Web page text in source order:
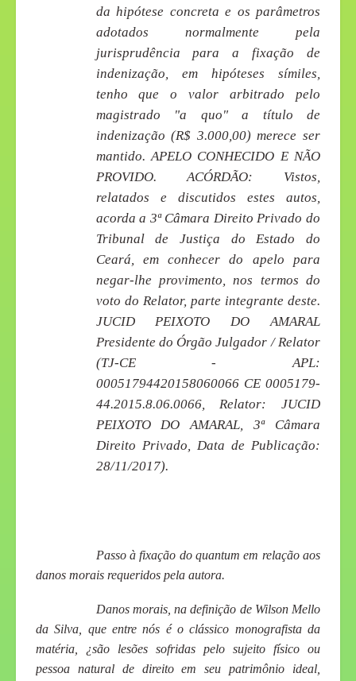
da hipótese concreta e os parâmetros
adotados normalmente pela
jurisprudência para a fixação de
indenização, em hipóteses símiles,
tenho que o valor arbitrado pelo
magistrado "a quo" a título de
indenização (R$ 3.000,00) merece ser
mantido. APELO CONHECIDO E NÃO
PROVIDO. ACÓRDÃO: Vistos,
relatados e discutidos estes autos,
acorda a 3ª Câmara Direito Privado do
Tribunal de Justiça do Estado do
Ceará, em conhecer do apelo para
negar-lhe provimento, nos termos do
voto do Relator, parte integrante deste.
JUCID PEIXOTO DO AMARAL
Presidente do Órgão Julgador / Relator
(TJ-CE - APL:
00051794420158060066 CE 0005179-
44.2015.8.06.0066, Relator: JUCID
PEIXOTO DO AMARAL, 3ª Câmara
Direito Privado, Data de Publicação:
28/11/2017).
Passo à fixação do quantum em relação aos
danos morais requeridos pela autora.
Danos morais, na definição de Wilson Mello
da Silva, que entre nós é o clássico monografista da
matéria, ¿são lesões sofridas pelo sujeito físico ou
pessoa natural de direito em seu patrimônio ideal,